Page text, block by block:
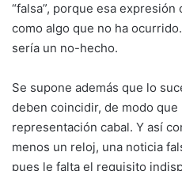
“falsa”, porque esa expresión
como algo que no ha
sería un no-hecho.
Se supone además que lo
deben coincidir, de modo
representación cabal. Y así
menos un reloj, una noticia
pues le falta el requisito